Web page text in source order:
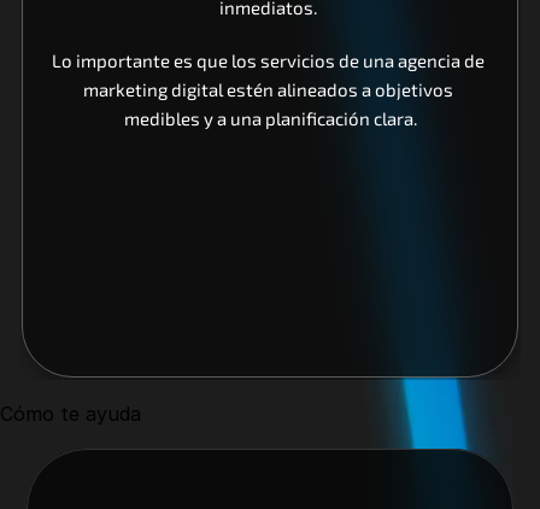
inmediatos.
Lo importante es que los servicios de una agencia de
marketing digital estén alineados a objetivos
medibles y a una planificación clara.
Cómo te ayuda